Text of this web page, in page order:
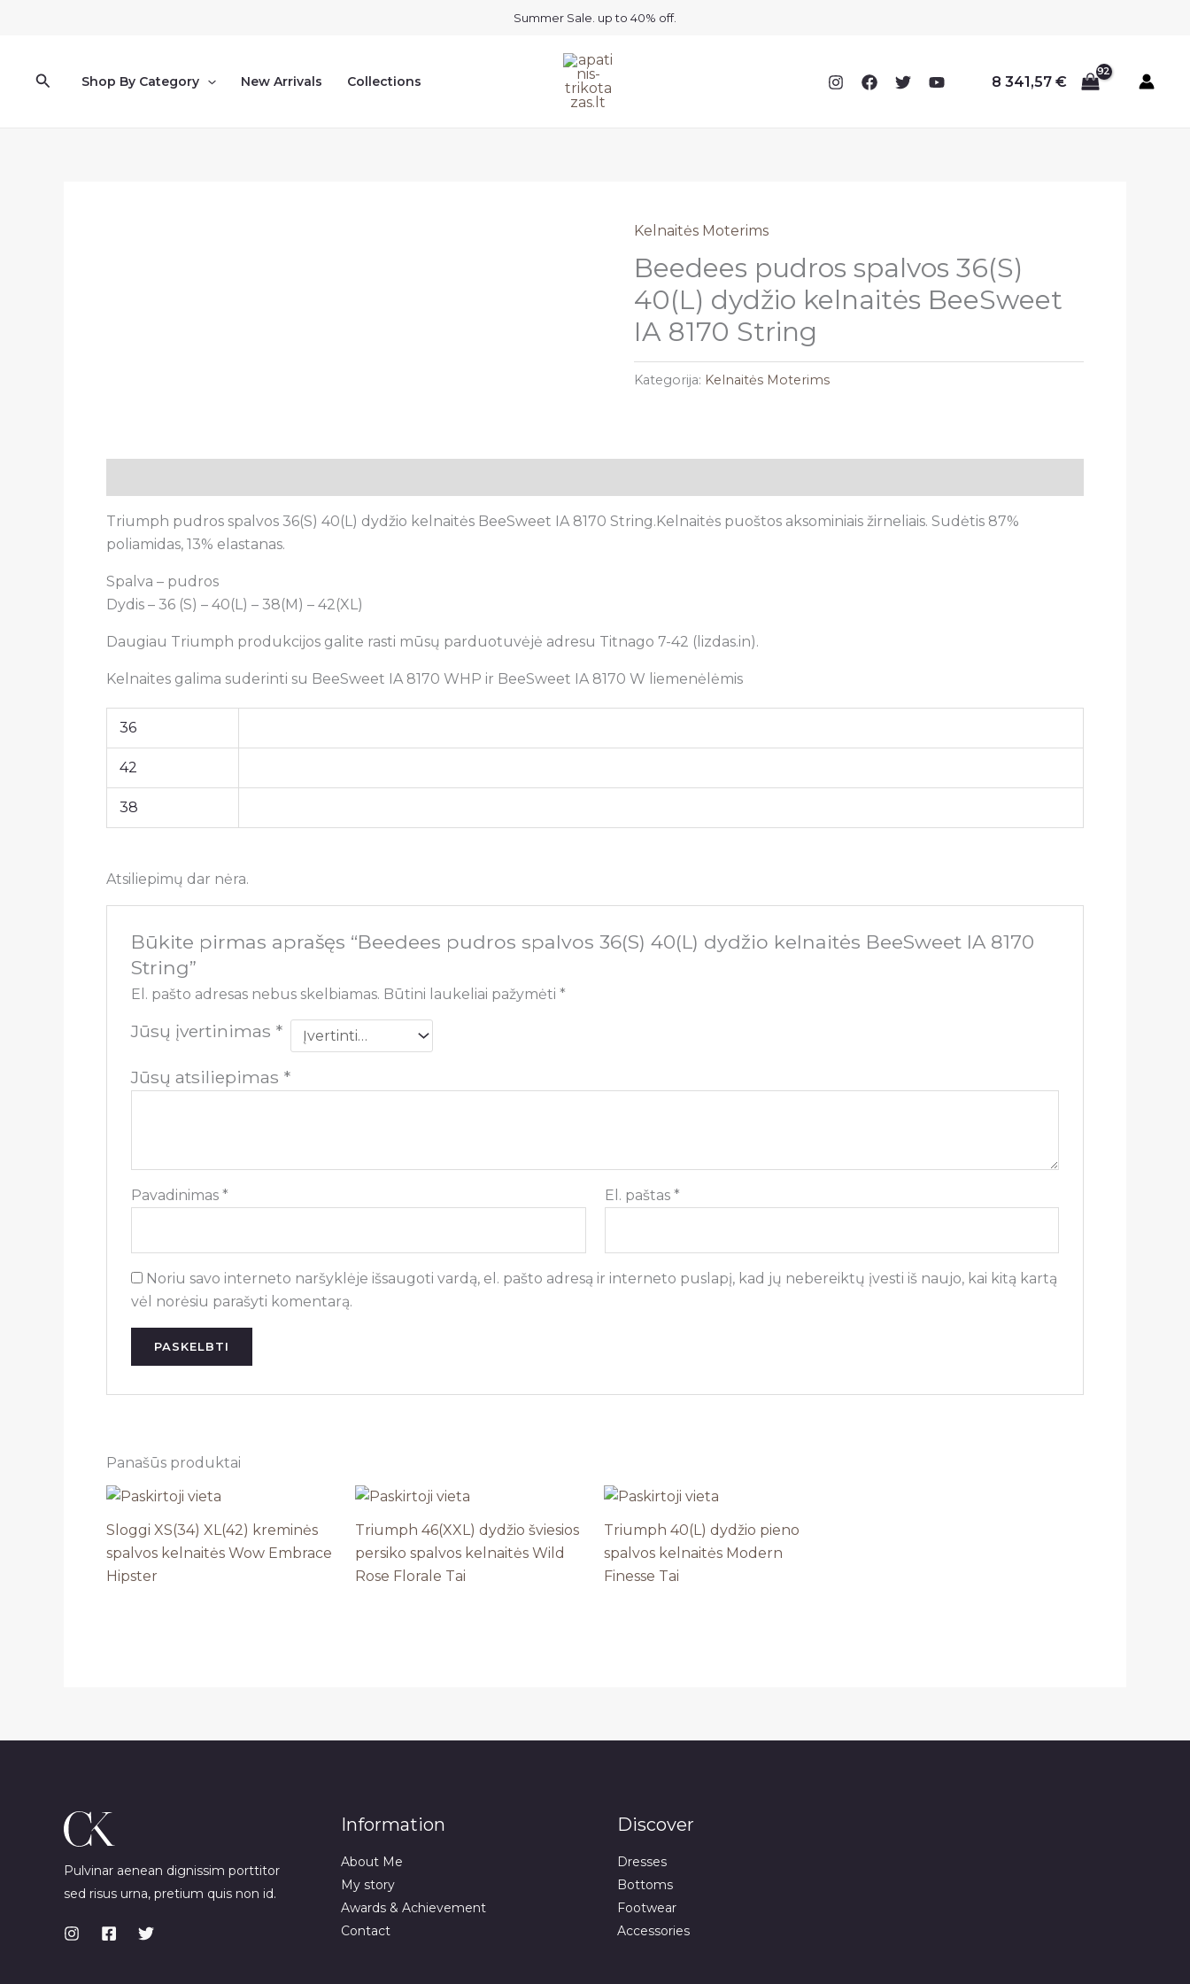
Summer Sale. up to 40% off.
PaieškaShop By Category New Arrivals Collections 8 341,57 €
Kelnaitės Moterims
Beedees pudros spalvos 36(S)
40(L) dydžio kelnaitės BeeSweet
IA 8170 String
Kategorija: Kelnaitės Moterims
Triumph pudros spalvos 36(S) 40(L) dydžio kelnaitės BeeSweet IA 8170 String.Kelnaitės puoštos aksominiais žirneliais. Sudėtis 87%
poliamidas, 13% elastanas.
Spalva – pudros
Dydis – 36 (S) – 40(L) – 38(M) – 42(XL)
Daugiau Triumph produkcijos galite rasti mūsų pard uotuvėjė adresu Titnago 7-42 (lizdas.in).
Kelnaites galima suderinti su BeeSweet IA 8170 WHP ir BeeSweet IA 8170 W liemenėlėmis
36
42
38
Atsiliepimų dar nėra.
Būkite pirmas aprašęs “Beedees pudros spalvos 36(S) 40(L) dydžio kelnaitės BeeSweet IA 8170
String”
El. pašto adresas nebus skelbiamas. Būtini laukeliai pažymėti *
Jūsų įvertinimas *
Jūsų atsiliepimas *
Pavadinimas * El. paštas *
Noriu savo interneto naršyklėje išsaugoti vardą, el. pašto adresą ir interneto puslapį, kad jų nebereiktų įvesti iš naujo, kai kitą kartą
vėl norėsiu parašyti komentarą.
Panašūs produktai
Sloggi XS(34) XL(42) kreminės
spalvos kelnaitės Wow Embrace
Hipster
Triumph 46(XXL) dydžio šviesios
persiko spalvos kelnaitės Wild
Rose Florale Tai
Triumph 40(L) dydžio pieno
spalvos kelnaitės Modern
Finesse Tai
Pulvinar aenean dignissim porttitor
sed risus urna, pretium quis non id.
Information
About Me
My story
Awards & Achievement
Contact
Discover
Dresses
Bottoms
Footwear
Accessories